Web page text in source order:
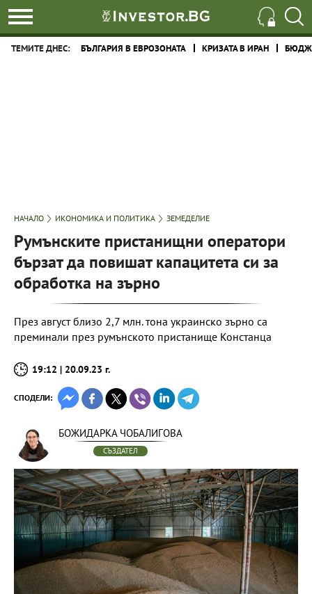
ТЕМИТЕ ДНЕС: БЪЛГАРИЯ В ЕВРОЗОНАТА КРИЗАТА В ИРАН
НАЧАЛО ИКОНОМИКА И ПОЛИТИКА ЗЕМЕДЕЛИЕ
Румънските пристанищни оператори
бързат да повишат капацитета си за
обработка на зърно
През август близо 2,7 млн. тона украинско зърно са
преминали през румънското пристанище Констанца
19:12 | 20.09.23 г.
СПОДЕЛИ:
БОЖИДАРКА ЧОБАЛИГОВА
СЪЗДАТЕЛ